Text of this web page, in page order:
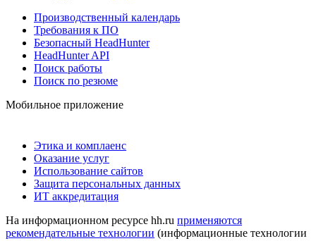
Производственный календарь
Требования к ПО
Безопасный HeadHunter
HeadHunter API
Поиск работы
Поиск по резюме
Мобильное приложение
Этика и комплаенс
Оказание услуг
Использование сайтов
Защита персональных данных
ИТ аккредитация
На информационном ресурсе hh.ru применяются
рекомендательные технологии (информационные технологии